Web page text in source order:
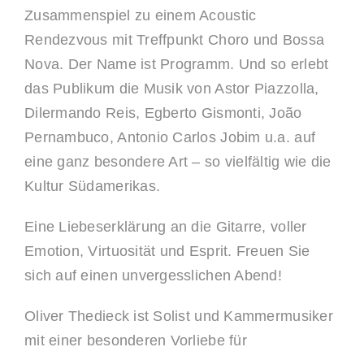
Zusammenspiel zu einem Acoustic
Rendezvous mit Treffpunkt Choro und Bossa
Nova. Der Name ist Programm. Und so erlebt
das Publikum die Musik von Astor Piazzolla,
Dilermando Reis, Egberto Gismonti, João
Pernambuco, Antonio Carlos Jobim u.a. auf
eine ganz besondere Art – so vielfältig wie die
Kultur Südamerikas.
Eine Liebeserklärung an die Gitarre, voller
Emotion, Virtuosität und Esprit. Freuen Sie
sich auf einen unvergesslichen Abend!
Oliver Thedieck ist Solist und Kammermusiker
mit einer besonderen Vorliebe für